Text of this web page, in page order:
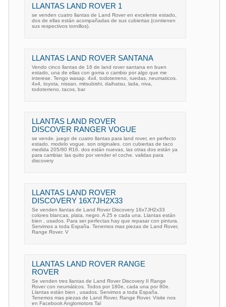
LLANTAS LAND ROVER 1
se venden cuatro llantas de Land Rover en excelente estado,
dos de ellas están acompañadas de sus cubiertas (contienen
sus respectivos tornillos).
LLANTAS LAND ROVER SANTANA
Vendo cinco llantas de 16 de land rover santana en buen
estado, una de ellas con goma o cambio por algo que me
interese. Tengo wasap. 4x4, todoterreno, ruedas, neumaticos.
4x4, toyota, nissan, mitsubishi, daihatsu, lada, niva,
todoterreno, tacos, bar
LLANTAS LAND ROVER
DISCOVER RANGER VOGUE
se vende. juego de cuatro llantas para land rover, en perfecto
estado. modelo vogue. son originales. con cubiertas de taco
medida 205/80 R16. dos están nuevas, las otras dos están ya
para cambiar. las quito por vender el coche. validas para
discovery
LLANTAS LAND ROVER
DISCOVERY 16X7JH2X33
Se venden llantas de Land Rover Discovery 16x7JH2x33
colores blancas, plata, negro. A 25 e cada una. Llantas están
bien , usados. Para ser perfectas hay que repasar con pintura.
Servimos a toda España. Tenemos mas piezas de Land Rover,
Range Rover. V
LLANTAS LAND ROVER RANGE
ROVER
Se venden tres llantas de Land Rover Discovery II Range
Rover con neumáticos. Todos por 180e, cada una por 80e.
Llantas están bien , usados. Servimos a toda España.
Tenemos mas piezas de Land Rover, Range Rover. Visite nos
en Facebook Anglomotors Tal